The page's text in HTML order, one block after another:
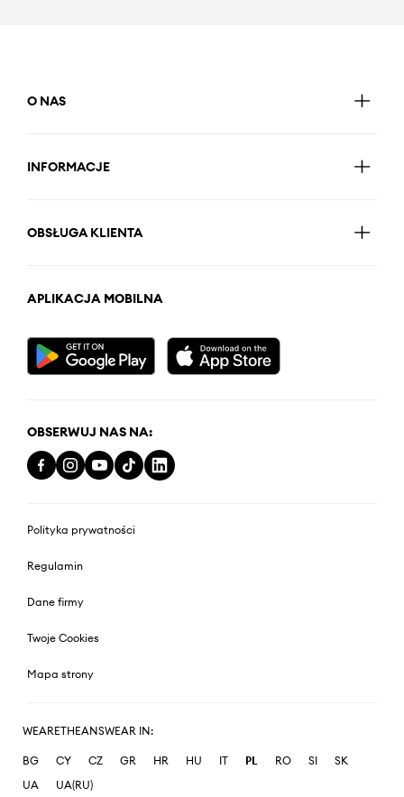
O NAS
INFORMACJE
OBSŁUGA KLIENTA
APLIKACJA MOBILNA
OBSERWUJ NAS NA:
Polityka prywatności
Regulamin
Dane firmy
Twoje Cookies
Mapa strony
WEARETHEANSWEAR IN:
BG CY CZ GR HR HU IT PL RO SI
SK
UA
UA(RU)